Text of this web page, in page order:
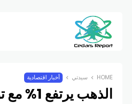
HOME سيدتي أخبار اقتصادية
الذهب